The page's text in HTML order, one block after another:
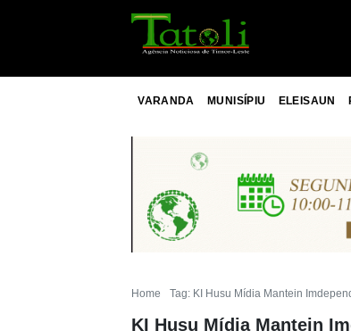
VARANDA MUNISÍPIU ELEISAUN
Home Tag: KI Husu Mídia Mantein
KI Husu Mídia Mantein